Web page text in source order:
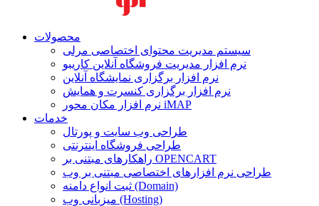
محصولات
سیستم مدیریت محتوای اختصاصی مرلی
نرم افزار مدیریت فروشگاه آنلاین کاریبو
نرم افزار برگزاری نمایشگاه آنلاین
نرم افزار برگزاری کنسرت و همایش
نرم افزار مکان محور iMAP
خدمات
طراحی وب سایت و پورتال
طراحی فروشگاه اینترنتی
راهکارهای مبتنی بر OPENCART
طراحی نرم افزارهای اختصاصی مبتنی بر وب
ثبت انواع دامنه (Domain)
میزبانی وب (Hosting)